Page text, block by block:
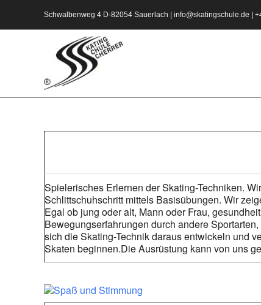
Schwalbenweg 4 D-82054 Sauerlach | info@skatingschule.de
Spielerisches Erlernen der Skating-Techniken.
Schlittschuhschritt mittels Basisübungen. Wir
Egal ob jung oder alt, Mann oder Frau,
Bewegungserfahrungen durch andere
sich die Skating-Technik daraus entwickeln und
Skaten beginnen.Die Ausrüstung kann von uns